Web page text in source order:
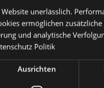
Gewicht (kg) 0.176000
IM SALE Keine
PROMO
unerlässlich.
ermöglichen
und analytische
Politik
Ausrichten